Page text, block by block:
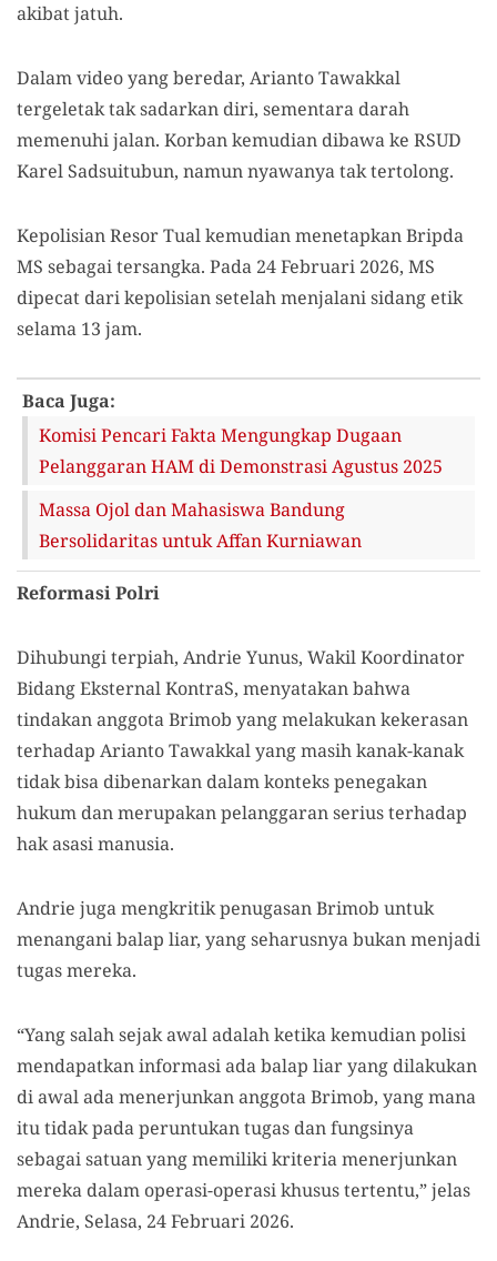
akibat jatuh.
Dalam video yang beredar, Arianto Tawakkal
tergeletak tak sadarkan diri, sementara darah
memenuhi jalan. Korban kemudian dibawa ke RSUD
Karel Sadsuitubun, namun nyawanya tak tertolong.
Kepolisian Resor Tual kemudian menetapkan Bripda
MS sebagai tersangka. Pada 24 Februari 2026, MS
dipecat dari kepolisian setelah menjalani sidang etik
selama 13 jam.
Baca Juga:
Komisi Pencari Fakta Mengungkap Dugaan
Pelanggaran HAM di Demonstrasi Agustus 2025
Massa Ojol dan Mahasiswa Bandung
Bersolidaritas untuk Affan Kurniawan
Reformasi Polri
Dihubungi terpiah, Andrie Yunus, Wakil Koordinator
Bidang Eksternal KontraS, menyatakan bahwa
tindakan anggota Brimob yang melakukan kekerasan
terhadap Arianto Tawakkal yang masih kanak-kanak
tidak bisa dibenarkan dalam konteks penegakan
hukum dan merupakan pelanggaran serius terhadap
hak asasi manusia.
Andrie juga mengkritik penugasan Brimob untuk
menangani balap liar, yang seharusnya bukan menjadi
tugas mereka.
“Yang salah sejak awal adalah ketika kemudian polisi
mendapatkan informasi ada balap liar yang dilakukan
di awal ada menerjunkan anggota Brimob, yang mana
itu tidak pada peruntukan tugas dan fungsinya
sebagai satuan yang memiliki kriteria menerjunkan
mereka dalam operasi-operasi khusus tertentu,” jelas
Andrie, Selasa, 24 Februari 2026.